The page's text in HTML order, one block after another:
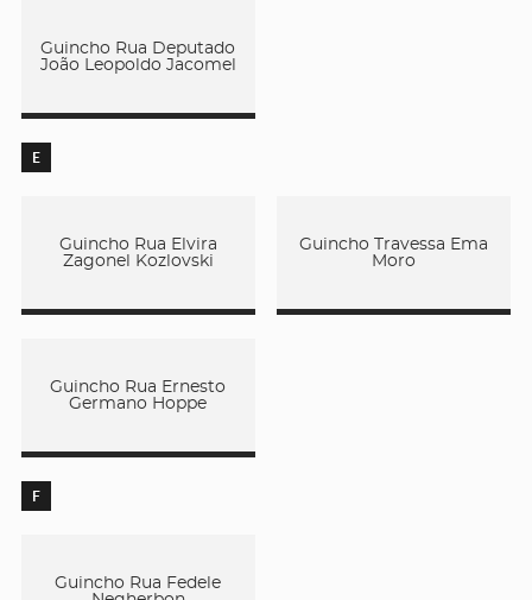
Guincho Rua Deputado
João Leopoldo Jacomel
E
Guincho Rua Elvira
Zagonel Kozlovski
Guincho Travessa Ema
Moro
Guincho Rua Ernesto
Germano Hoppe
F
Guincho Rua Fedele